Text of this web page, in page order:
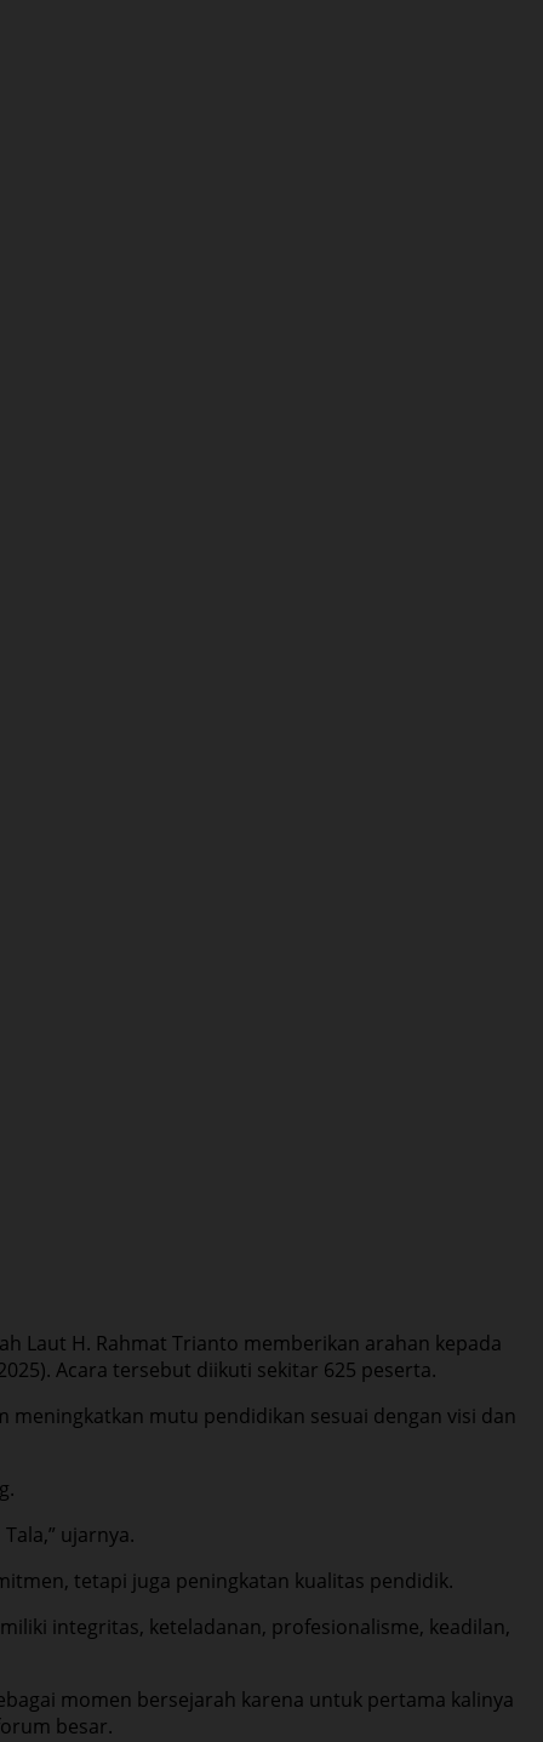
Laut H. Rahmat Trianto memberikan arahan kepada
Acara tersebut diikuti sekitar 625 peserta.
mutu pendidikan sesuai dengan visi dan
ujarnya.
tetapi juga peningkatan kualitas pendidik.
integritas, keteladanan, profesionalisme, keadilan,
momen bersejarah karena untuk pertama kalinya
besar.